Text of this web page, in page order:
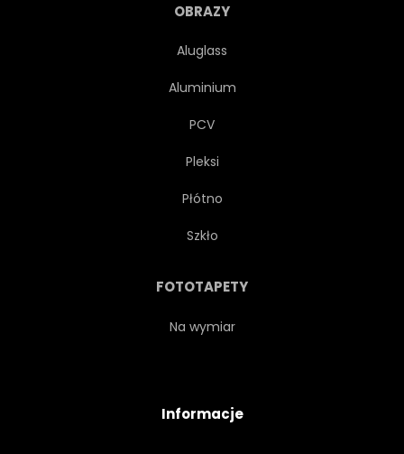
OBRAZY
Aluglass
Aluminium
PCV
Pleksi
Płótno
Szkło
FOTOTAPETY
Na wymiar
Informacje